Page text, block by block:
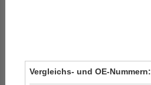
Vergleichs- und OE-Nummern: